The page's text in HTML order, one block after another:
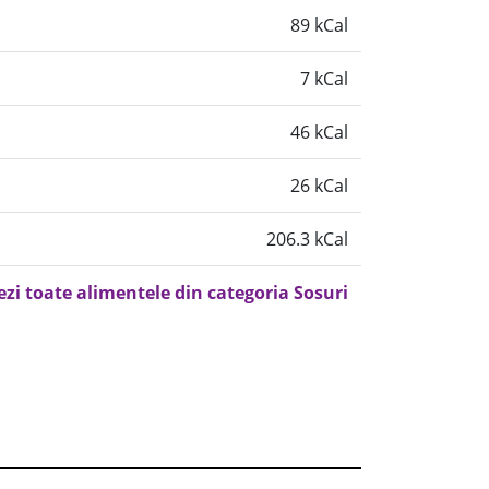
89 kCal
7 kCal
46 kCal
26 kCal
206.3 kCal
toate alimentele din categoria Sosuri